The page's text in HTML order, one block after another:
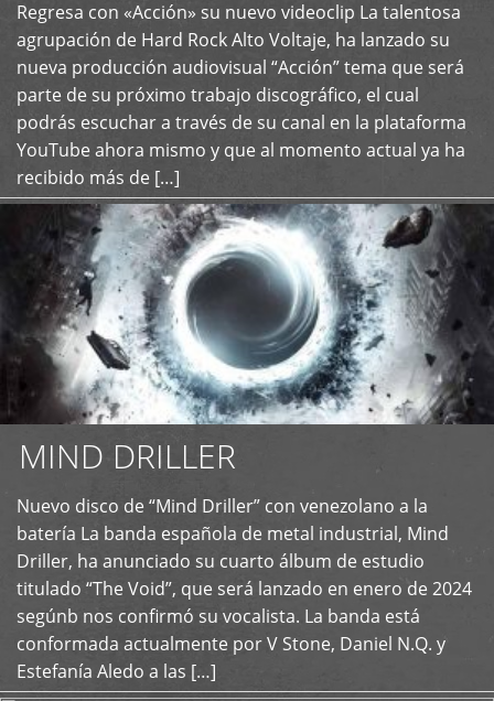
Regresa con «Acción» su nuevo videoclip La talentosa
agrupación de Hard Rock Alto Voltaje, ha lanzado su
nueva producción audiovisual “Acción” tema que será
parte de su próximo trabajo discográfico, el cual
podrás escuchar a través de su canal en la plataforma
YouTube ahora mismo y que al momento actual ya ha
recibido más de […]
+
MIND DRILLER
Nuevo disco de “Mind Driller” con venezolano a la
batería La banda española de metal industrial, Mind
Driller, ha anunciado su cuarto álbum de estudio
titulado “The Void”, que será lanzado en enero de 2024
segúnb nos confirmó su vocalista. La banda está
conformada actualmente por V Stone, Daniel N.Q. y
Estefanía Aledo a las […]
+